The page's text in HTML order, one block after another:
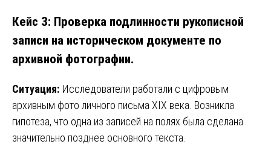
Кейс 3: Проверка подлинности рукописной
записи на историческом документе по
архивной фотографии.
Ситуация: Исследователи работали с цифровым
архивным фото личного письма XIX века. Возникла
гипотеза, что одна из записей на полях была сделана
значительно позднее основного текста.